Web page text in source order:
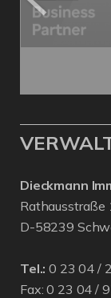
Dieckmann
Rathausstraße
D-58239
Tel.: 0 23 04 /
Fax: 0 23 04 /